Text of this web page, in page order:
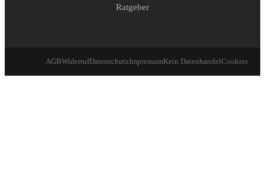
Ratgeber
AGBWiderrufDatenschutzImpressumKein DatenhandelCookies